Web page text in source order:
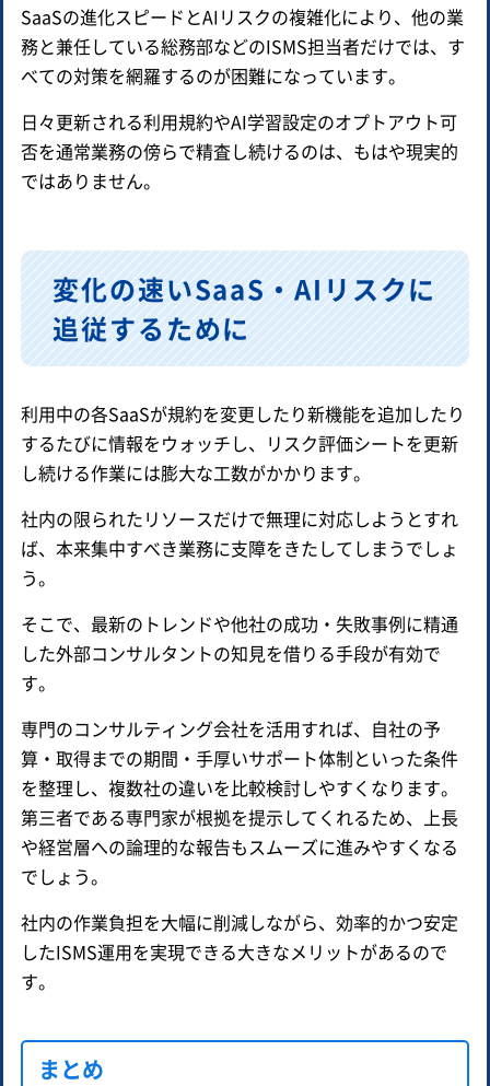
SaaSの進化スピードとAIリスクの複雑化により、他の業
務と兼任している総務部などのISMS担当者だけでは、す
べての対策を網羅するのが困難になっています。
日々更新される利用規約やAI学習設定のオプトアウト可
否を通常業務の傍らで精査し続けるのは、もはや現実的
ではありません。
変化の速いSaaS・AIリスクに
追従するために
利用中の各SaaSが規約を変更したり新機能を追加したり
するたびに情報をウォッチし、リスク評価シートを更新
し続ける作業には膨大な工数がかかります。
社内の限られたリソースだけで無理に対応しようとすれ
ば、本来集中すべき業務に支障をきたしてしまうでしょ
う。
そこで、最新のトレンドや他社の成功・失敗事例に精通
した外部コンサルタントの知見を借りる手段が有効で
す。
専門のコンサルティング会社を活用すれば、自社の予
算・取得までの期間・手厚いサポート体制といった条件
を整理し、複数社の違いを比較検討しやすくなります。
第三者である専門家が根拠を提示してくれるため、上長
や経営層への論理的な報告もスムーズに進みやすくなる
でしょう。
社内の作業負担を大幅に削減しながら、効率的かつ安定
したISMS運用を実現できる大きなメリットがあるので
す。
まとめ